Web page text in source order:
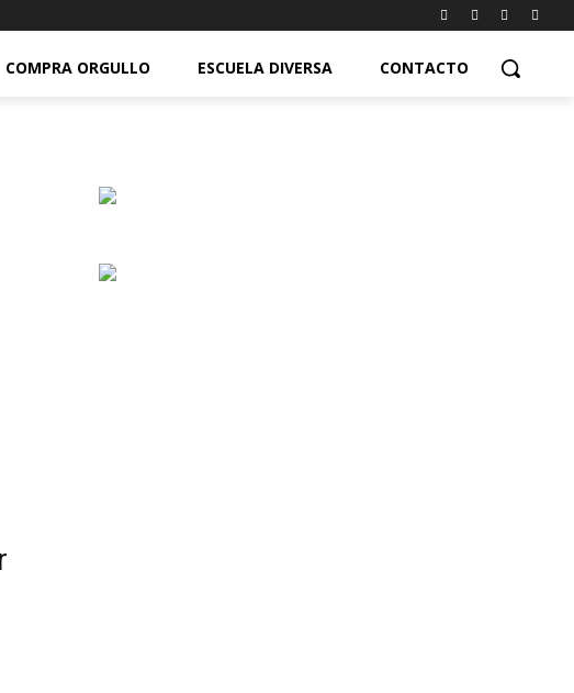
COMPRA ORGULLO ESCUELA DIVERSA CONTACTO